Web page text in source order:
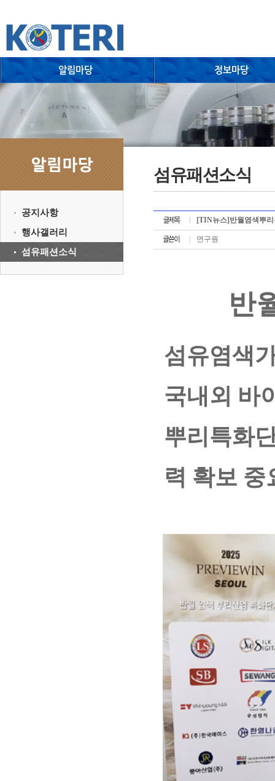
공지사항
행사갤러리
섬유패션소식
섬유패션소식
[TIN뉴스]반월염색뿌리
연구원
반
섬유염색
국내외 바
뿌리특화
력 확보 중